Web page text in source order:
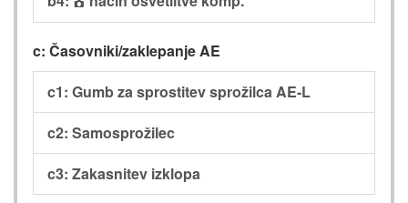
c: Časovniki/zaklepanje AE
c1: Gumb za sprostitev sprožilca AE-L
c2: Samosprožilec
c3: Zakasnitev izklopa